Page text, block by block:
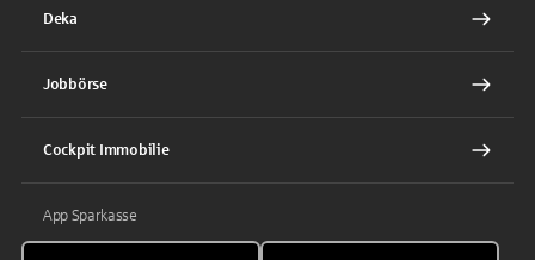
Deka
Jobbörse
Cockpit Immobilie
App Sparkasse